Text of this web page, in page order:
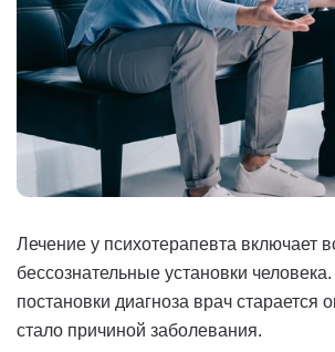
Лечение у психотерапевта включает
бессознательные установки
постановки диагноза врач старается
стало причиной заболевания.